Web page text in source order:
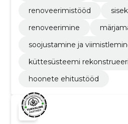
renoveerimistööd
renoveerimine
soojustamine ja
küttesüsteemi
hoonete ehitustööd